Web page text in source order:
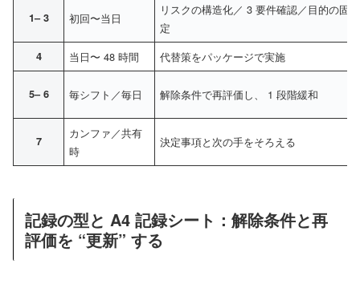
1– 3 初回〜当日
リスクの構造化／ 3 要件確認／目的の固
定
4 当日〜 48 時間 代替策をパッケージで実施
5– 6 毎シフト／毎日 解除条件で再評価し、 1 段階緩和
7
カンファ／共有
時
決定事項と次の手をそろえる
記録の型と A4 記録シート：解除条件と再
評価を “更新” する